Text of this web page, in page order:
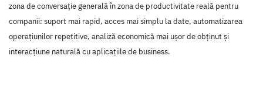
zona de conversație generală în zona de productivitate reală pentru
companii: suport mai rapid, acces mai simplu la date, automatizarea
operațiunilor repetitive, analiză economică mai ușor de obținut și
interacțiune naturală cu aplicațiile de business.